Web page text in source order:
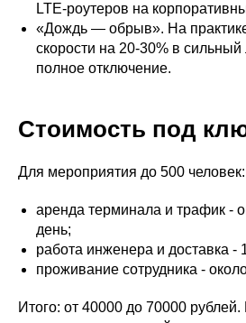
LTE-роутеров на
«Дождь — обрыв». На
скорости на 20-30% в
полное отключение.
Стоимость под
Для мероприятия до 500 человек:
аренда терминала и трафик -
день;
работа инженера и доставка -
проживание сотрудника -
Итого: от 40000 до 70000